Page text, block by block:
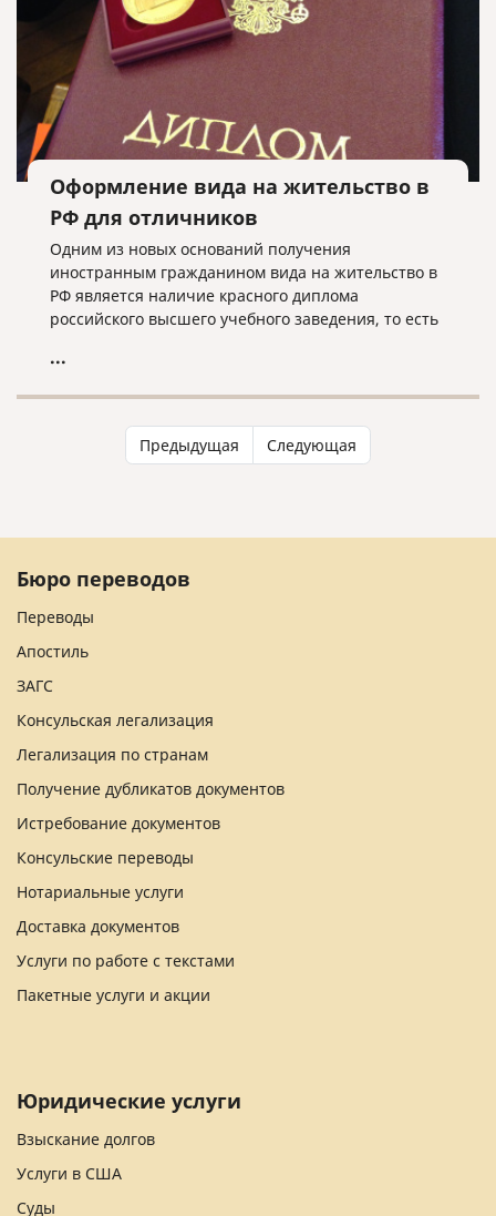
Оформление вида на жительство в
РФ для отличников
Одним из новых оснований получения
иностранным гражданином вида на жительство в
РФ является наличие красного диплома
российского высшего учебного заведения, то есть
отличием.
...
Предыдущая Следующая
Бюро переводов
Переводы
Апостиль
ЗАГС
Консульская легализация
Легализация по странам
Получение дубликатов документов
Истребование документов
Консульские переводы
Нотариальные услуги
Доставка документов
Услуги по работе с текстами
Пакетные услуги и акции
Юридические услуги
Взыскание долгов
Услуги в США
Суды